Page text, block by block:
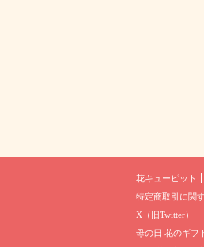
花キューピット
特定商取引に関
X（旧Twitter）
母の日 花のギフ